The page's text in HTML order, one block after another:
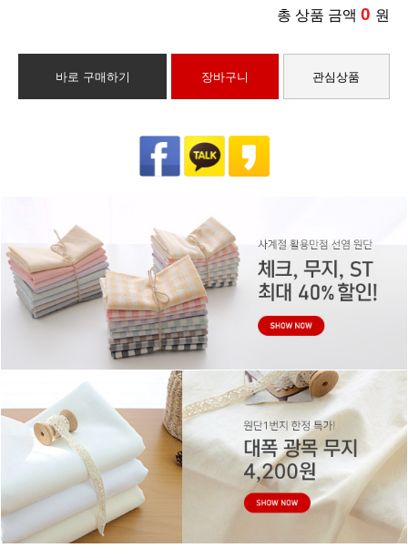
총 상품 금액 0 원
바로 구매하기 장바구니 관심상품